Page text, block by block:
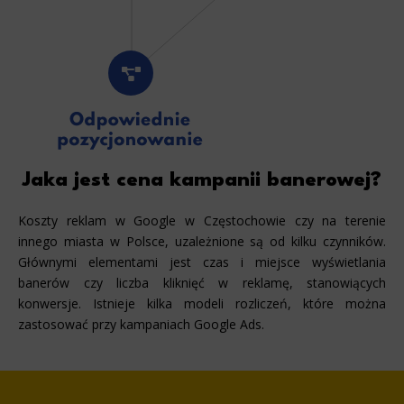
Jaka jest cena kampanii banerowej?
Koszty reklam w Google w Częstochowie czy na terenie
innego miasta w Polsce, uzależnione są od kilku czynników.
Głównymi elementami jest czas i miejsce wyświetlania
banerów czy liczba kliknięć w reklamę, stanowiących
konwersje. Istnieje kilka modeli rozliczeń, które można
zastosować przy kampaniach Google Ads.